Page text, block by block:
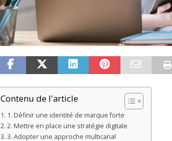
Contenu de l'article
1. Définir une identité de marque forte
2. Mettre en place une stratégie digitale
3. Adopter une approche multicanal